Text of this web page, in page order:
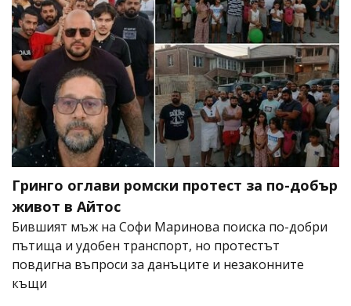
Гринго оглави ромски протест за по-добър
живот в Айтос
Бившият мъж на Софи Маринова поиска по-добри
пътища и удобен транспорт, но протестът
повдигна въпроси за данъците и незаконните
къщи